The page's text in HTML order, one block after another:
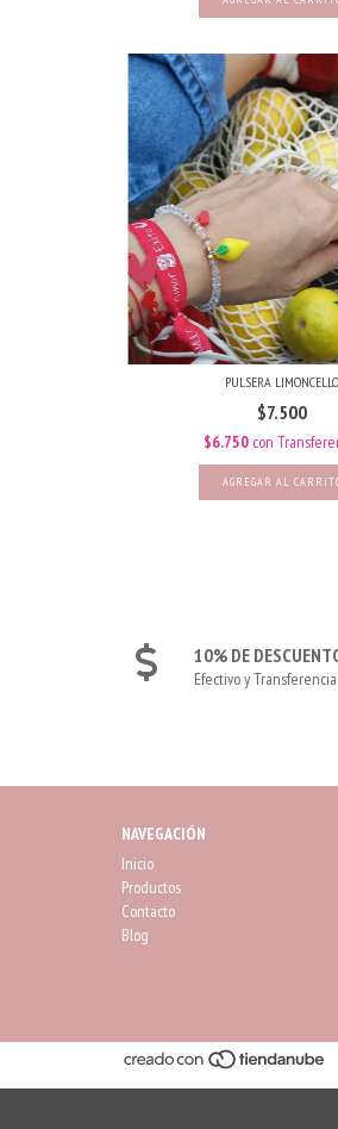
PULSERA LIMONCELLO
$7.500
$6.750 con
10% DE
Efectivo y Transferencia
NAVEGACIÓN
Inicio
Productos
Contacto
Blog